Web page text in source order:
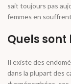
sait toujours pas
femmes en
Quels
Il existe des
dans la plupart des